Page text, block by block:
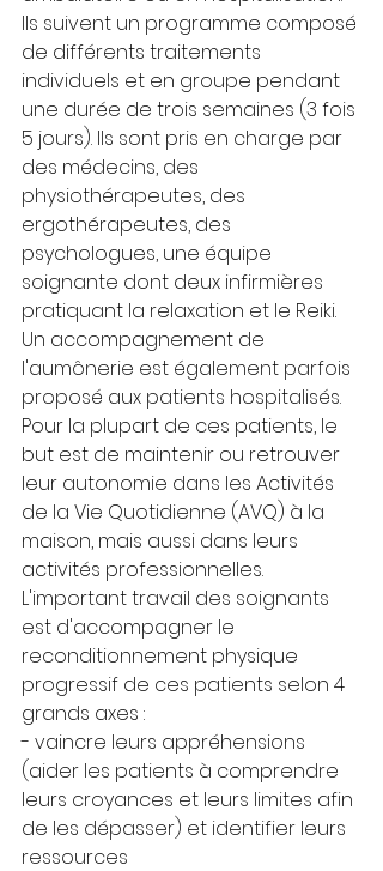
Ils suivent un programme composé
de différents traitements
individuels et en groupe pendant
une durée de trois semaines (3 fois
5 jours). Ils sont pris en charge par
des médecins, des
physiothérapeutes, des
ergothérapeutes, des
psychologues, une équipe
soignante dont deux infirmières
pratiquant la relaxation et le Reiki.
Un accompagnement de
l'aumônerie est également parfois
proposé aux patients hospitalisés.
Pour la plupart de ces patients, le
but est de maintenir ou retrouver
leur autonomie dans les Activités
de la Vie Quotidienne (AVQ) à la
maison, mais aussi dans leurs
activités professionnelles.
L'important travail des soignants
est d'accompagner le
reconditionnement physique
progressif de ces patients selon 4
grands axes :
- vaincre leurs appréhensions
(aider les patients à comprendre
leurs croyances et leurs limites afin
de les dépasser) et identifier leurs
ressources